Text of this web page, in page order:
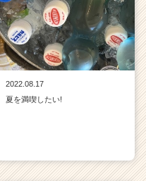
2022.08.17
夏を満喫したい!